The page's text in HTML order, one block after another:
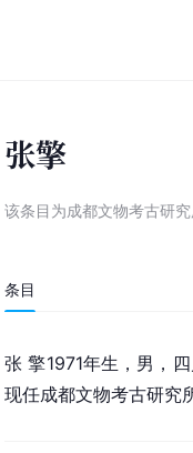
张擎
该条目为成都文物考古研
条目
张 擎1971年生，男，
现任成都文物考古研究